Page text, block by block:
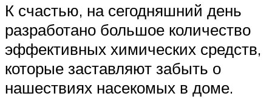
К счастью, на сегодняшний день
разработано большое количество
эффективных химических средств,
которые заставляют забыть о
нашествиях насекомых в доме.